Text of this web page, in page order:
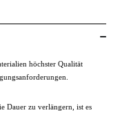
höchster Qualität
Dauer zu verlängern, ist es